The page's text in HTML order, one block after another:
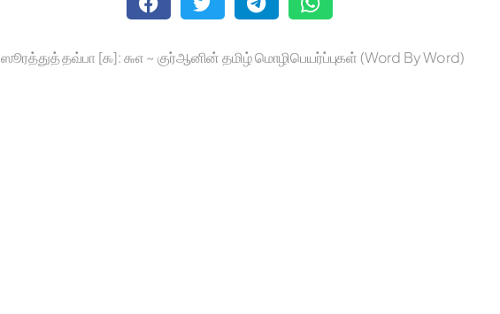
ஸூரத்துத் தவ்பா [௯]: ௬௭ ~ குர்ஆனின் தமிழ் மொழிபெயர்ப்புகள் (Word By Word)